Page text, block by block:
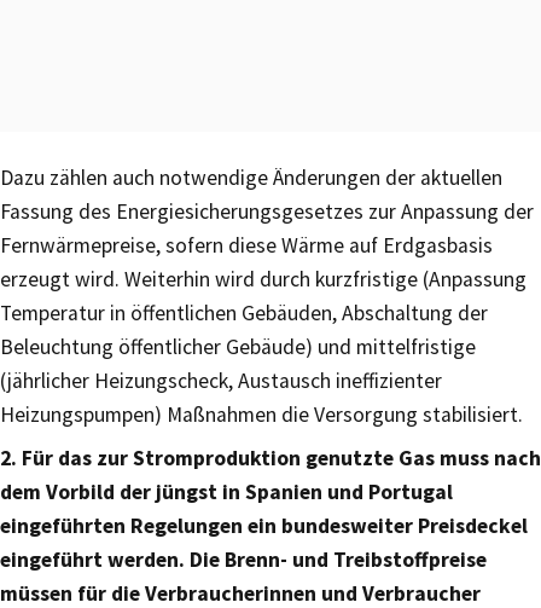
Dazu zählen auch notwendige Änderungen der aktuellen
Fassung des Energiesicherungsgesetzes zur Anpassung der
Fernwärmepreise, sofern diese Wärme auf Erdgasbasis
erzeugt wird. Weiterhin wird durch kurzfristige (Anpassung
Temperatur in öffentlichen Gebäuden, Abschaltung der
Beleuchtung öffentlicher Gebäude) und mittelfristige
(jährlicher Heizungscheck, Austausch ineffizienter
Heizungspumpen) Maßnahmen die Versorgung stabilisiert.
2. Für das zur Stromproduktion genutzte Gas muss nach
dem Vorbild der jüngst in Spanien und Portugal
eingeführten Regelungen ein bundesweiter Preisdeckel
eingeführt werden. Die Brenn- und Treibstoffpreise
müssen für die Verbraucherinnen und Verbraucher